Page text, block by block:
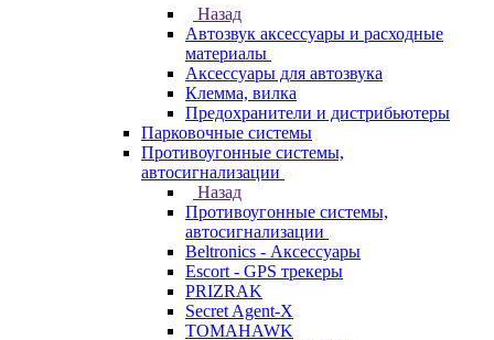
Назад
Автозвук аксессуары и расходные
материалы
Аксессуары для автозвука
Клемма, вилка
Предохранители и дистрибьютеры
Парковочные системы
Противоугонные системы,
автосигнализации
Назад
Противоугонные системы,
автосигнализации
Beltronics - Аксессуары
Escort - GPS трекеры
PRIZRAK
Secret Agent-X
TOMAHAWK